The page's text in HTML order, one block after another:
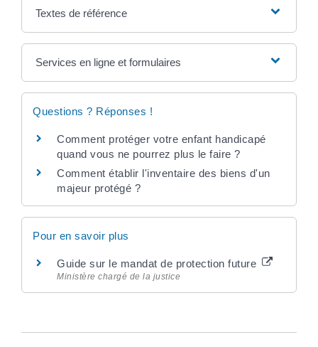
Textes de référence
Services en ligne et formulaires
Questions ? Réponses !
Comment protéger votre enfant handicapé
quand vous ne pourrez plus le faire ?
Comment établir l'inventaire des biens d'un
majeur protégé ?
Pour en savoir plus
Guide sur le mandat de protection future
Ministère chargé de la justice